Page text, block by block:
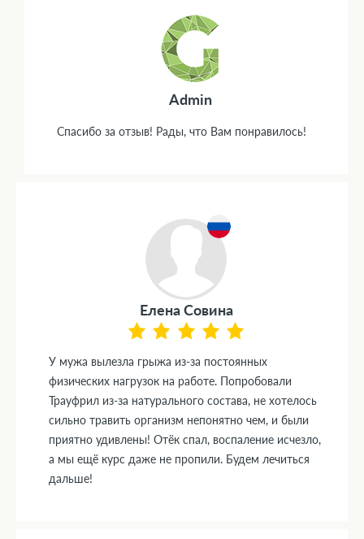
Admin
Спасибо за отзыв! Рады, что Вам понравилось!
Елена Совина
У мужа вылезла грыжа из-за постоянных
физических нагрузок на работе. Попробовали
Трауфрил из-за натурального состава, не хотелось
сильно травить организм непонятно чем, и были
приятно удивлены! Отёк спал, воспаление исчезло,
а мы ещё курс даже не пропили. Будем лечиться
дальше!